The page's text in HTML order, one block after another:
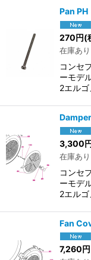
Pan
270円(
在庫あり
コンセ
ーモデ
2エル
Damper
3,300
在庫あり
コンセ
ーモデ
2エル
Fan
7,260円